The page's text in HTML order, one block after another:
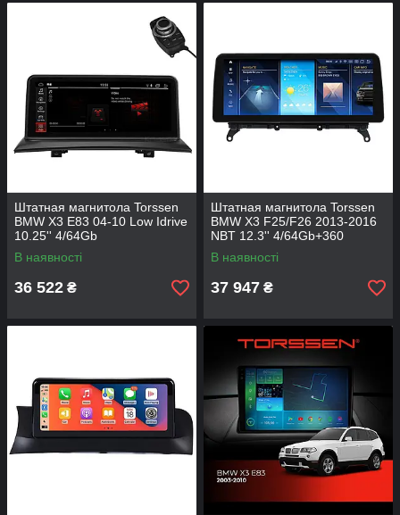
Штатная магнитола Torssen
BMW X3 E83 04-10 Low Idrive
10.25'' 4/64Gb
В наявності
36 522 ₴
Штатная магнитола Torssen
BMW X3 F25/F26 2013-2016
NBT 12.3'' 4/64Gb+360
В наявності
37 947 ₴